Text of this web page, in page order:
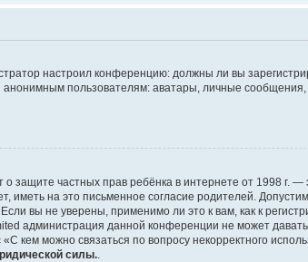
настроил конференцию: должны ли вы
пользователям: аватары, личные сообщения,
о защите частных прав ребёнка в интернете от 1998
на это письменное согласие родителей.
вы не уверены, применимо ли это к вам, как к
администрация данной конференции не может
кем можно связаться по вопросу некорректного
силы.